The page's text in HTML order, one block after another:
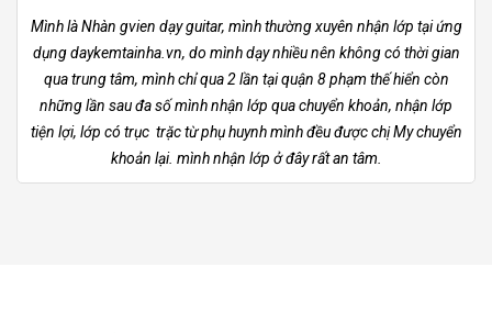
Mình là Nhàn gvien dạy guitar, mình thường xuyên nhận lớp tại ứng
dụng daykemtainha.vn, do mình dạy nhiều nên không có thời gian
qua trung tâm, mình chỉ qua 2 lần tại quận 8 phạm thế hiển còn
những lần sau đa số mình nhận lớp qua chuyển khoản, nhận lớp
tiện lợi, lớp có trục trặc từ phụ huynh mình đều được chị My chuyển
khoản lại. mình nhận lớp ở đây rất an tâm.